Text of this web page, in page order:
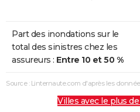
Inondations
et/ou
Coulées de
15/12/1995
Part des inondations sur le
total des sinistres chez les
assureurs : Entre 10 et 50 %
Source : Linternaute.com d'après les
Villes avec le plus